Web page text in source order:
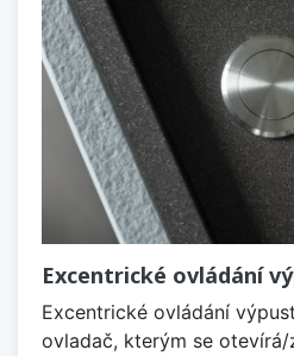
Excentrické ovládání
Excentrické ovládání
ovladač, kterým se